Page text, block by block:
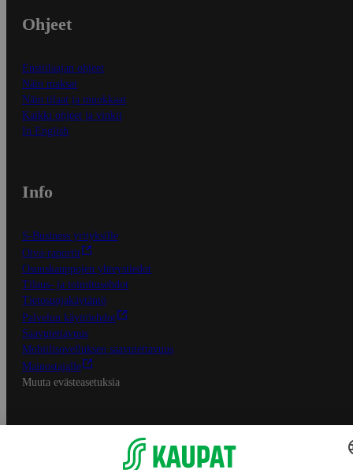
Ohjeet
Ensitilaajan ohjeet
Näin maksat
Näin tilaat ja muokkaat
Kaikki ohjeet ja vinkit
In English
Info
S-Business yrityksille
Oiva-raportit
Osuuskauppojen yhteystiedot
Tilaus- ja toimitusehdot
Tietosuojakäytäntö
Palvelun käyttöehdot
Saavutettavuus
Mobiilisovelluksen saavutettavuus
Mainostajalle
Muuta evästeasetuksia
S-ryhmän palvelut